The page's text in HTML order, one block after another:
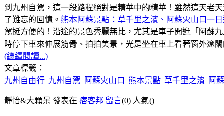
到九州自駕，這一段路程絕對是精華中的精華！雖然這天老
了難忘的回憶。 熊本阿蘇景點：草千里之濱、阿蘇火山口一
駕挺方便的！沿途的景色秀麗無比，尤其是車子開進「阿蘇
時停下車來伸展筋骨、拍拍美景，光是坐在車上看著窗外遼
(繼續閱讀...)
文章標籤：
九州自由行 九州自駕 阿蘇火山口 熊本景點 草千里之濱 阿
靜怡&大顆呆 發表在 痞客邦 留言(0) 人氣()